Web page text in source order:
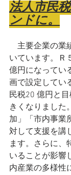
法人市民
ンドに。
主要企業の業
いています。Ｒ
億円になってい
画で設定してい
民税20 億円と
きくなりました
加」「市内事業
対して支援を講
ます。さらに、
いることが影響
内産業の多様性